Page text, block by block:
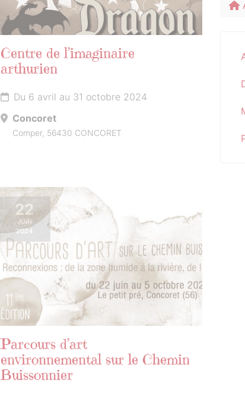
Centre de l’imaginaire
arthurien
Du 6 avril au 31 octobre 2024
Concoret
Comper, 56430 CONCORET
22
JUIN
2024
Parcours d’art
environnemental sur le Chemin
Buissonnier